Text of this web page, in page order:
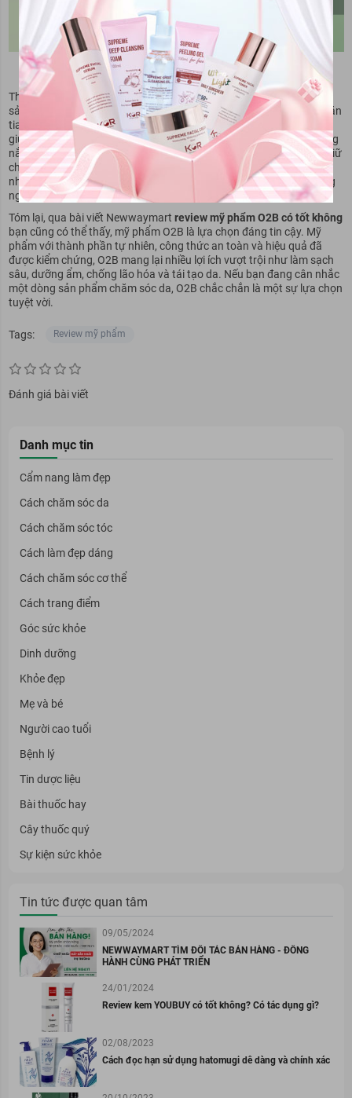
Kem chống nắng Trường Xuân - sản phẩm bán chạy hàng đầu
Tham khảo thêm: Kem chống nắng củamỹ phẩm Trường Xuânlà
sản phẩm bảo vệ da toàn diện với công thức đặc biệt giúp ngăn chặn
tia UV hiệu quả. Sản phẩm có chỉ số chống nắng SPF 50, PA++++,
giúp bảo vệ da khỏi tác hại của tia UVA và UVB. Ngoài ra, kem chống
nắng Trường Xuân còn chứa các thành phần dưỡng ẩm tự nhiên, giữ
cho da luôn mềm mại và mịn màng. Kem thấm nhanh, không gây
nhờn rít, phù hợp cho mọi loại da, kể cả da nhạy cảm. Sử dụng hàng
ngày sẽ giúp bạn duy trì làn da tươi trẻ, khỏe mạnh và rạng rỡ.
Tóm lại, qua bài viết Newwaymart reviewmỹ phẩm O2B có tốt không
bạn cũng có thể thấy, mỹ phẩm O2B là lựa chọn đáng tin cậy. Mỹ
phẩm với thành phần tự nhiên, công thức an toàn và hiệu quả đã
được kiểm chứng, O2B mang lại nhiều lợi ích vượt trội như làm sạch
sâu, dưỡng ẩm, chống lão hóa và tái tạo da. Nếu bạn đang cân nhắc
một dòng sản phẩm chăm sóc da, O2B chắc chắn là một sự lựa chọn
tuyệt vời.
Tags: Review mỹ phẩm
Đánh giá bài viết
Danh mục tin
Cẩm nang làm đẹp
Cách chăm sóc da
Cách chăm sóc tóc
Cách làm đẹp dáng
Cách chăm sóc cơ thể
Cách trang điểm
Góc sức khỏe
Dinh dưỡng
Khỏe đẹp
Mẹ và bé
Người cao tuổi
Bệnh lý
Tin dược liệu
Bài thuốc hay
Cây thuốc quý
Sự kiện sức khỏe
Tin tức được quan tâm
09/05/2024
NEWWAYMART TÌM ĐỐI TÁC BÁN HÀNG - ĐỒNG
HÀNH CÙNG PHÁT TRIỂN
24/01/2024
Review kem YOUBUY có tốt không? Có tác dụng gì?
02/08/2023
Cách đọc hạn sử dụng hatomugi dễ dàng và chính xác